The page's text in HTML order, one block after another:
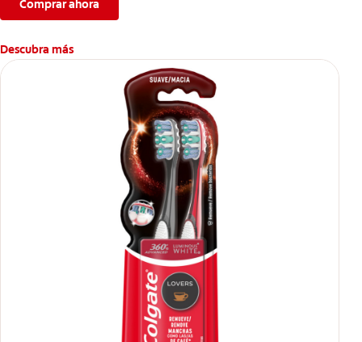
Comprar ahora
Descubra más